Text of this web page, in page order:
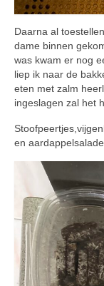
Daarna al
dame binnen
was kwam er nog
liep ik naar de
eten met zalm
ingeslagen zal het
en